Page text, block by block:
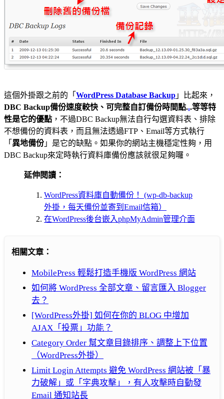
這個外掛跟之前的「 WordPress Database Backup 」比起來，
DBC Backup備份速度較快、可完整自訂備份時間點...等等特
性是它的優點 ，不過DBC Backup無法自行勾選資料表、排除
不想備份的資料表，而且無法透過FTP、Email等方式執行
「 異地備份 」是它的缺點。如果你的網站主機穩定性夠，用
DBC Backup來定時執行資料庫備份應該就很足夠囉。
延伸閱讀：
WordPress資料庫自動備份！ (wp-db-backup
外掛，每天備份並寄到Email信箱）
在WordPress後台嵌入phpMyAdmin管理介面
相關文章：
MobilePress 輕鬆打造手機版 WordPress 網站
如何將 WordPress 全部文章、留言匯入 Blogger
去？
[WordPress外掛] 如何在你的 BLOG 中增加
AJAX「投票」功能？
Category Order 幫文章目錄排序、調整上下位置
（WordPress外掛）
Limit Login Attempts 避免 WordPress 網站被「暴
力破解」或「字典攻擊」，有人攻擊時自動發
Email 通知站長